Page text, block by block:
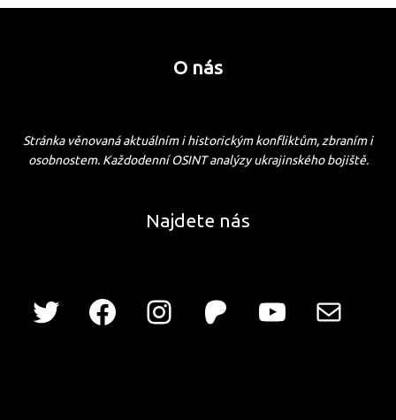
O nás
Stránka věnovaná aktuálním i historickým konfliktům, zbraním i
osobnostem. Každodenní OSINT analýzy ukrajinského bojiště.
Najdete nás